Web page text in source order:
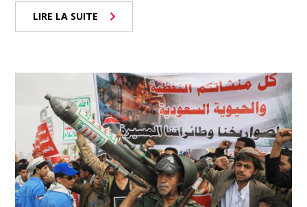
LIRE LA SUITE